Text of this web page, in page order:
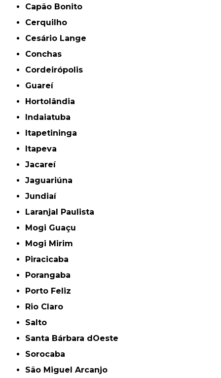
Capão Bonito
Cerquilho
Cesário Lange
Conchas
Cordeirópolis
Guareí
Hortolândia
Indaiatuba
Itapetininga
Itapeva
Jacareí
Jaguariúna
Jundiaí
Laranjal Paulista
Mogi Guaçu
Mogi Mirim
Piracicaba
Porangaba
Porto Feliz
Rio Claro
Salto
Santa Bárbara dOeste
Sorocaba
São Miguel Arcanjo